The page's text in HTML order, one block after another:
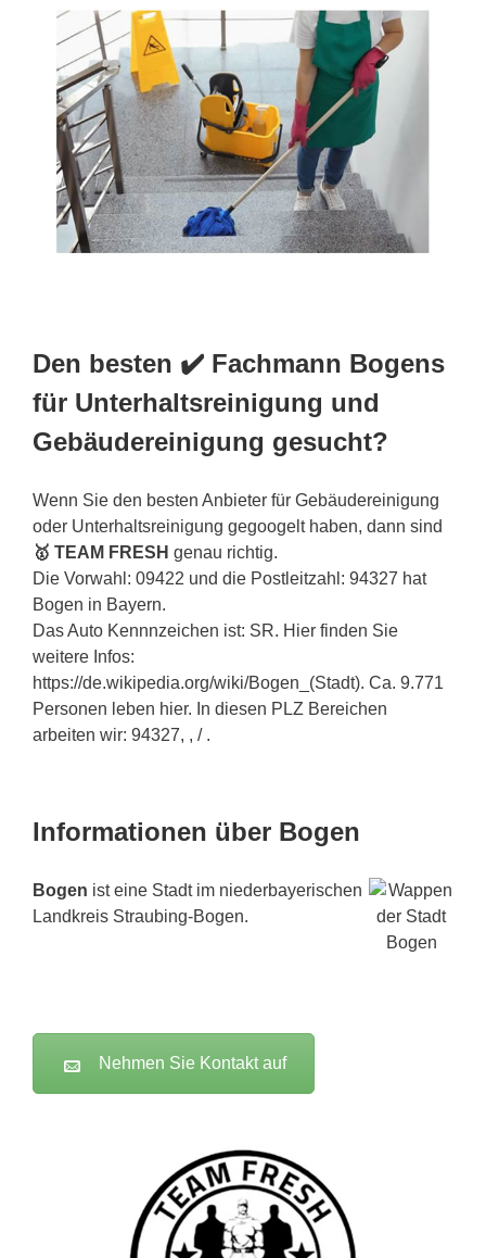
Den besten ✔️ Fachmann Bogens
für Unterhaltsreinigung und
Gebäudereinigung gesucht?
Wenn Sie den besten Anbieter für Gebäudereinigung
oder Unterhaltsreinigung gegoogelt haben, dann sind
🥇 TEAM FRESH genau richtig.
Die Vorwahl: 09422 und die Postleitzahl: 94327 hat
Bogen in Bayern.
Das Auto Kennnzeichen ist: SR. Hier finden Sie
weitere Infos:
https://de.wikipedia.org/wiki/Bogen_(Stadt). Ca. 9.771
Personen leben hier. In diesen PLZ Bereichen
arbeiten wir: 94327, , / .
Informationen über Bogen
Bogen ist eine Stadt im niederbayerischen
Landkreis Straubing-Bogen.
Nehmen Sie Kontakt auf